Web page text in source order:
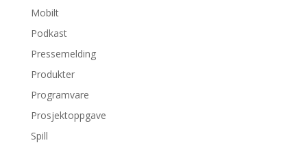
Mobilt
Podkast
Pressemelding
Produkter
Programvare
Prosjektoppgave
Spill